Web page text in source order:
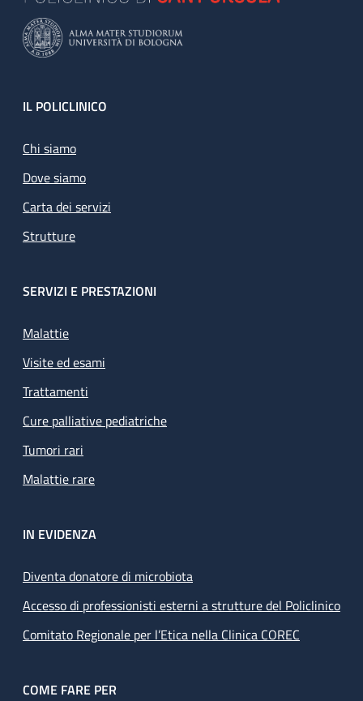
Footer
IL POLICLINICO
Chi siamo
Dove siamo
Carta dei servizi
Strutture
SERVIZI E PRESTAZIONI
Malattie
Visite ed esami
Trattamenti
Cure palliative pediatriche
Tumori rari
Malattie rare
IN EVIDENZA
Diventa donatore di microbiota
Accesso di professionisti esterni a strutture del Policlinico
Comitato Regionale per l’Etica nella Clinica COREC
COME FARE PER